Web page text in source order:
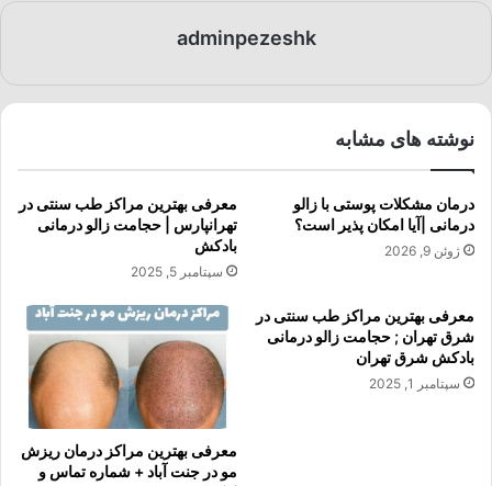
adminpezeshk
نوشته های مشابه
درمان مشکلات پوستی با زالو
درمانی |آیا امکان پذیر است؟
ژوئن 9, 2026
معرفی بهترین مراکز طب سنتی در
تهرانپارس | حجامت زالو درمانی
بادکش
سپتامبر 5, 2025
معرفی بهترین مراکز طب سنتی در
شرق تهران ; حجامت زالو درمانی
بادکش شرق تهران
سپتامبر 1, 2025
معرفی بهترین مراکز درمان ریزش
مو در جنت آباد + شماره تماس و